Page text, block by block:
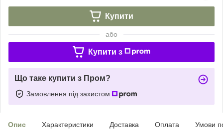
Купити
або
Купити з
Що таке купити з Пром?
Замовлення під захистом
Опис Характеристики Доставка Оплата Умови